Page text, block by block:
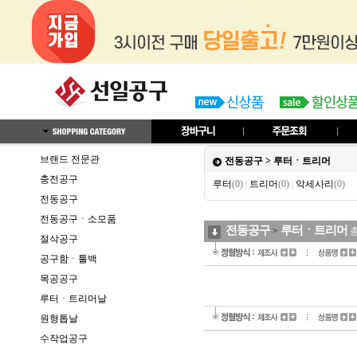
브랜드 전문관
충전공구
전동공구
전동공구ㆍ소모품
절삭공구
공구함ㆍ툴백
목공공구
루터ㆍ트리머날
원형톱날
수작업공구
전동공구 > 루터ㆍ트리머
루터(0) 트리머(0) 악세사리 (0)
전동공구> 루터ㆍ트리머